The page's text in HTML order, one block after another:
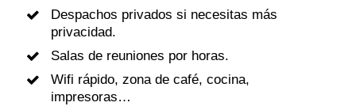
Despachos privados si necesitas más
privacidad.
Salas de reuniones por horas.
Wifi rápido, zona de café, cocina,
impresoras…